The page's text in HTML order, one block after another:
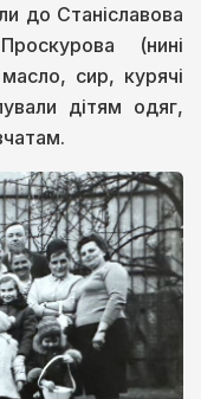
до Станіславова
(нині
сир, курячі
дітям одяг,